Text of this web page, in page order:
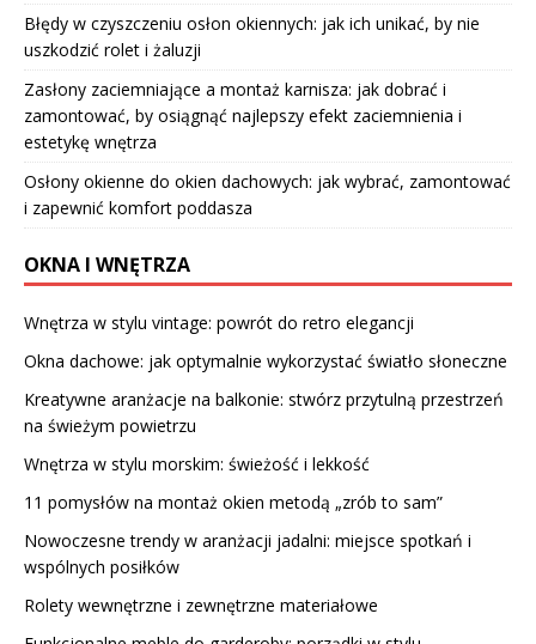
Błędy w czyszczeniu osłon okiennych: jak ich unikać, by nie
uszkodzić rolet i żaluzji
Zasłony zaciemniające a montaż karnisza: jak dobrać i
zamontować, by osiągnąć najlepszy efekt zaciemnienia i
estetykę wnętrza
Osłony okienne do okien dachowych: jak wybrać, zamontować
i zapewnić komfort poddasza
OKNA I WNĘTRZA
Wnętrza w stylu vintage: powrót do retro elegancji
Okna dachowe: jak optymalnie wykorzystać światło słoneczne
Kreatywne aranżacje na balkonie: stwórz przytulną przestrzeń
na świeżym powietrzu
Wnętrza w stylu morskim: świeżość i lekkość
11 pomysłów na montaż okien metodą „zrób to sam”
Nowoczesne trendy w aranżacji jadalni: miejsce spotkań i
wspólnych posiłków
Rolety wewnętrzne i zewnętrzne materiałowe